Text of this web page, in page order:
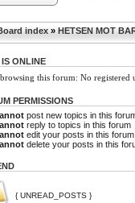
index » HETSEN MOT
IS ONLINE
this forum: No registered
PERMISSIONS
post new topics in this
reply to topics in this forum
edit your posts in this forum
delete your posts in this
{ UNREAD_POSTS }